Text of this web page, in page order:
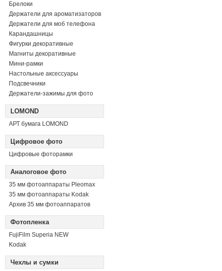
Брелоки
Держатели для ароматизаторов
Держатели для моб телефона
Карандашницы
Фигурки декоративные
Магниты декоративные
Мини-рамки
Настольные аксессуары
Подсвечники
Держатели-зажимы для фото
LOMOND
АРТ бумага LOMOND
Цифровое фото
Цифровые фоторамки
Аналоговое фото
35 мм фотоаппараты Pleomax
35 мм фотоаппараты Kodak
Архив 35 мм фотоаппаратов
Фотопленка
FujiFilm Superia NEW
Kodak
Чехлы и сумки